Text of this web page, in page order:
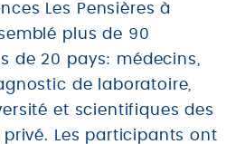
Les Pensières à
plus de 90
de 20 pays: médecins,
de laboratoire,
et scientifiques des
Les participants ont